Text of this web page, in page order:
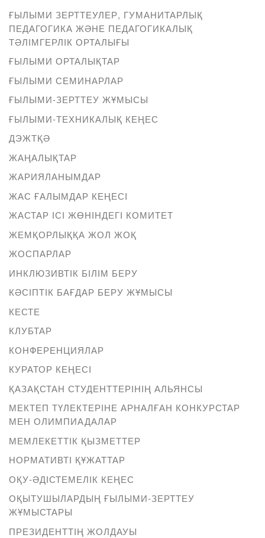
ҒЫЛЫМИ ЗЕРТТЕУЛЕР, ГУМАНИТАРЛЫҚ
ПЕДАГОГИКА ЖӘНЕ ПЕДАГОГИКАЛЫҚ
ТӘЛІМГЕРЛІК ОРТАЛЫҒЫ
ҒЫЛЫМИ ОРТАЛЫҚТАР
ҒЫЛЫМИ СЕМИНАРЛАР
ҒЫЛЫМИ-ЗЕРТТЕУ ЖҰМЫСЫ
ҒЫЛЫМИ-ТЕХНИКАЛЫҚ КЕҢЕС
ДЭЖТҚӘ
ЖАҢАЛЫҚТАР
ЖАРИЯЛАНЫМДАР
ЖАС ҒАЛЫМДАР КЕҢЕСІ
ЖАСТАР ІСІ ЖӨНІНДЕГІ КОМИТЕТ
ЖЕМҚОРЛЫҚҚА ЖОЛ ЖОҚ
ЖОСПАРЛАР
ИНКЛЮЗИВТІК БІЛІМ БЕРУ
КӘСІПТІК БАҒДАР БЕРУ ЖҰМЫСЫ
КЕСТЕ
КЛУБТАР
КОНФЕРЕНЦИЯЛАР
КУРАТОР КЕҢЕСІ
ҚАЗАҚСТАН СТУДЕНТТЕРІНІҢ АЛЬЯНСЫ
МЕКТЕП ТҮЛЕКТЕРІНЕ АРНАЛҒАН КОНКУРСТАР
МЕН ОЛИМПИАДАЛАР
МЕМЛЕКЕТТІК ҚЫЗМЕТТЕР
НОРМАТИВТІ ҚҰЖАТТАР
ОҚУ-ӘДІСТЕМЕЛІК КЕҢЕС
ОҚЫТУШЫЛАРДЫҢ ҒЫЛЫМИ-ЗЕРТТЕУ
ЖҰМЫСТАРЫ
ПРЕЗИДЕНТТІҢ ЖОЛДАУЫ